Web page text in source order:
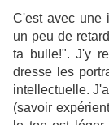
C'est avec une
un peu de
ta bulle!". J'y
dresse les
intellectuelle.
(savoir